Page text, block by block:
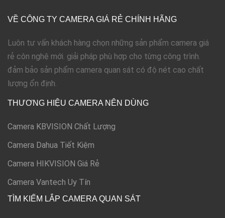
VỀ CÔNG TY CAMERA GIÁ RẺ CHÍNH HÃNG
Luôn tư vấn khách hàng chọn những sản phẩm camera giá
rẻ côn nghệ mới. giải pháp phù hợp cho từng công trình.
đảm bảo sản phẩm camera quan sát có độ nét cao chất
lượng ổn định.
THƯƠNG HIỆU CAMERA NÊN DÙNG
Camera KBVISION Chất Lượng
Camera Dahua Tiết Kiệm
Camera HIKVISION Giá Rẻ
Camera Vantech Uy Tín
TÌM KIẾM LẮP CAMERA QUAN SÁT